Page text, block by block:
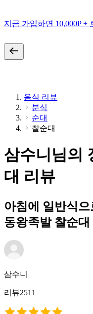
지금 가입하면 10,000P +
음식 리뷰
분식
순대
찰순대
삼수니님의
대 리뷰
아침에 일반식
동왕족발 찰순
삼수니
리뷰2511